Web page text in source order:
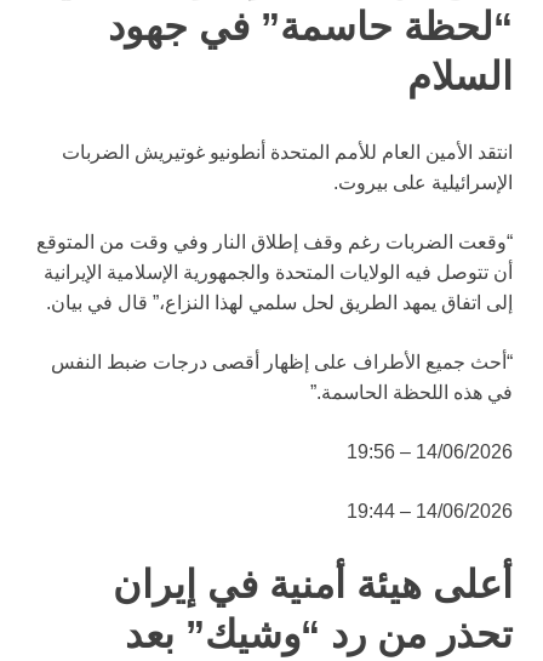
“لحظة حاسمة” في جهود
السلام
انتقد الأمين العام للأمم المتحدة أنطونيو غوتيريش الضربات
الإسرائيلية على بيروت.
“وقعت الضربات رغم وقف إطلاق النار وفي وقت من المتوقع
أن تتوصل فيه الولايات المتحدة والجمهورية الإسلامية الإيرانية
إلى اتفاق يمهد الطريق لحل سلمي لهذا النزاع،” قال في بيان.
“أحث جميع الأطراف على إظهار أقصى درجات ضبط النفس
في هذه اللحظة الحاسمة.”
14/06/2026 – 19:56
14/06/2026 – 19:44
أعلى هيئة أمنية في إيران
تحذر من رد “وشيك” بعد